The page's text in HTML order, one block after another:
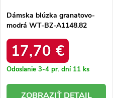
Dámska blúzka granatovo-
modrá WT-BZ-A1148.82
17,70 €
Odoslanie 3-4 pr. dní 11 ks
DETAIL